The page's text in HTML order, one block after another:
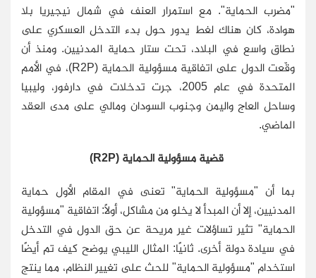
"مضرب الحماية". مع استمرار العنف في شمال نيجيريا بلا
هوادة، كان هناك لغط يدور حول بدء التدخل العسكري على
نطاق واسع في البلاد، تحت ستار حماية المدنيين. ومنذ أن
وقّعت الدول على اتفاقية مسؤولية الحماية (R2P)، في الأمم
المتحدة في عام 2005، جرت تدخلات في دارفور، وليبيا
وساحل العاج واليمن وجنوب السودان ومالي على مدى العقد
الماضي.
قضية مسؤولية الحماية (R2P)
بما أن "مسؤولية الحماية" تعنى في المقام الأول حماية
المدنيين، إلا أن المبدأ لا يخلو من مشاكل، أولاً: اتفاقية "مسؤولية
الحماية" تثير تساؤلات غير مريحة عن حق الدول في التدخل
في سيادة دولة أخرى. ثانيًا: المثال الليبي يوضح كيف تم أيضًا
استخدام "مسؤولية الحماية" للحث على تغيير النظام، مما ينتج